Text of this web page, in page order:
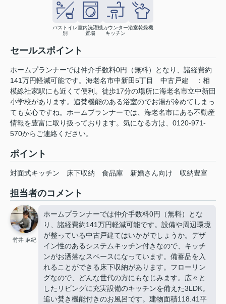
バストイレ
別
室内洗濯機
置場
カウンター
キッチン
浴室乾燥機
セールスポイント
ホームプランナーでは仲介手数料0円（無料）となり、諸経費約
141万円軽減可能です。海老名市中新田5丁目 中古戸建 ：相
模線社家駅にも近くて便利。徒歩17分の場所に海老名市立中新田
小学校があります。追焚機能のある浴室のでお湯が冷めてしまっ
ても安心ですね。ホームプランナーでは、海老名市にある不動産
情報を豊富に取り扱っております。気になる方は、0120-971-
570からご連絡ください。
ポイント
対面式キッチン 床下収納 食品庫 新婚さん向け 収納豊富
担当者のコメント
竹井 麻紀
ホームプランナーでは仲介手数料0円（無料）とな
り、諸経費約141万円軽減可能です。設備や周辺環境
が整っている中古戸建てはいかがでしょうか。デザ
イン性のあるシステムキッチン付きなので、キッチ
ンがお洒落なスペースになっています。備蓄品を入
れることができる床下収納があります。フローリン
グなので、どんな世代の方にもなじみます。広々と
したリビングに充実設備のキッチンを備えた3LDK。
追い焚き機能付きのお風呂です。建物面積118.41平